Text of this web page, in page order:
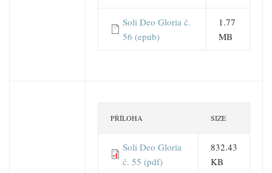
Soli Deo Gloria č.
56 (epub)
1.77
MB
PŘÍLOHA SIZE
Soli Deo Gloria
č. 55 (pdf)
832.43
KB